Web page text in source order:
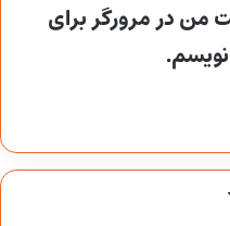
من در مرورگر برای